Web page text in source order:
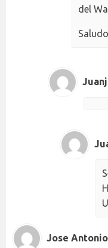
del
Jose Antonio